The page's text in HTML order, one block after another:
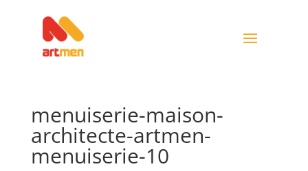
menuiserie-maison-
architecte-artmen-
menuiserie-10